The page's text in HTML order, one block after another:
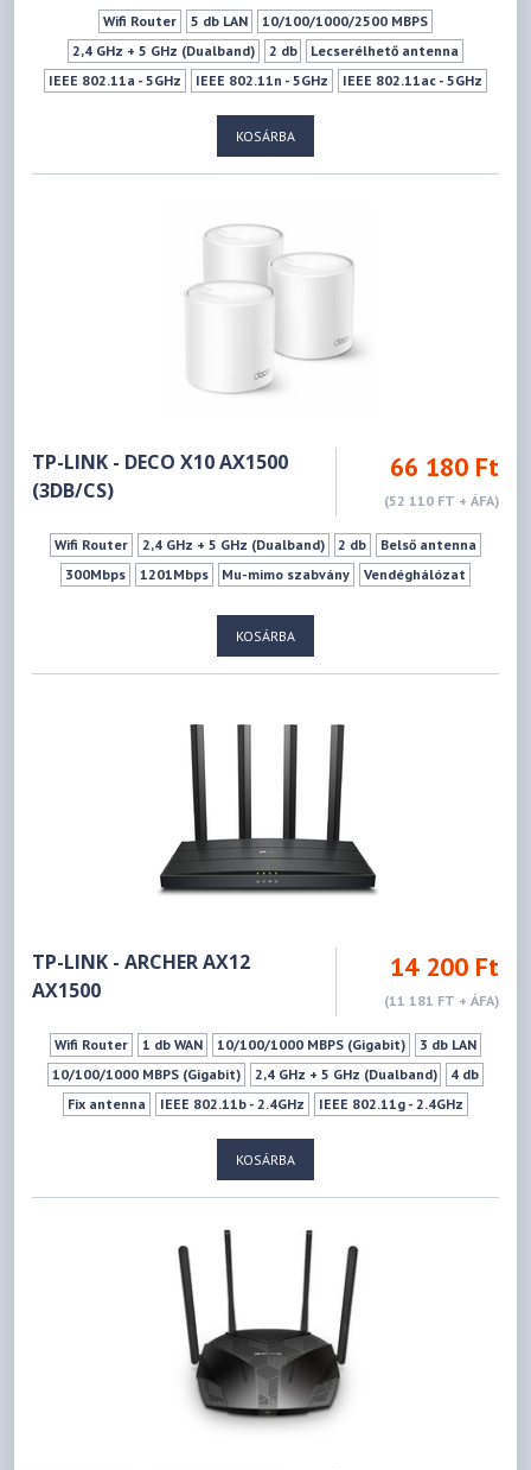
Wifi Router 5 db LAN
10/100/1000/2500 MBPS
2,4 GHz + 5 GHz (Dualband)
2 db
Lecserélhető antenna
IEEE 802.11a - 5GHz
IEEE 802.11n - 5GHz
IEEE 802.11ac - 5GHz
IEEE 802.11g - 2.4GHz
IEEE 802.11n - 2.4GHz
IEEE 802.11ax - 2.4GHz
574Mbps
1201Mbps
KOSÁRBA
TP-LINK - DECO X10 AX1500
(3DB/CS)
66 180 Ft
(52 110 FT + ÁFA)
Wifi Router 2,4 GHz + 5 GHz (Dualband) 2 db
Belső antenna
300Mbps
1201Mbps Mu-mimo szabvány Vendéghálózat
KOSÁRBA
TP-LINK - ARCHER AX12
AX1500
14 200 Ft
(11 181 FT + ÁFA)
Wifi Router 1 db WAN 10/100/1000 MBPS (Gigabit)
3 db LAN
10/100/1000 MBPS (Gigabit)
2,4 GHz + 5 GHz (Dualband)
4 db
Fix antenna
IEEE 802.11b - 2.4GHz
IEEE 802.11g - 2.4GHz
IEEE 802.11n - 5GHz
KOSÁRBA